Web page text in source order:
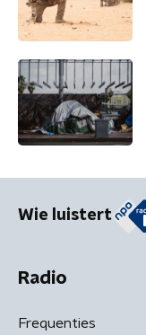
Wie luistert
Radio
Frequenties